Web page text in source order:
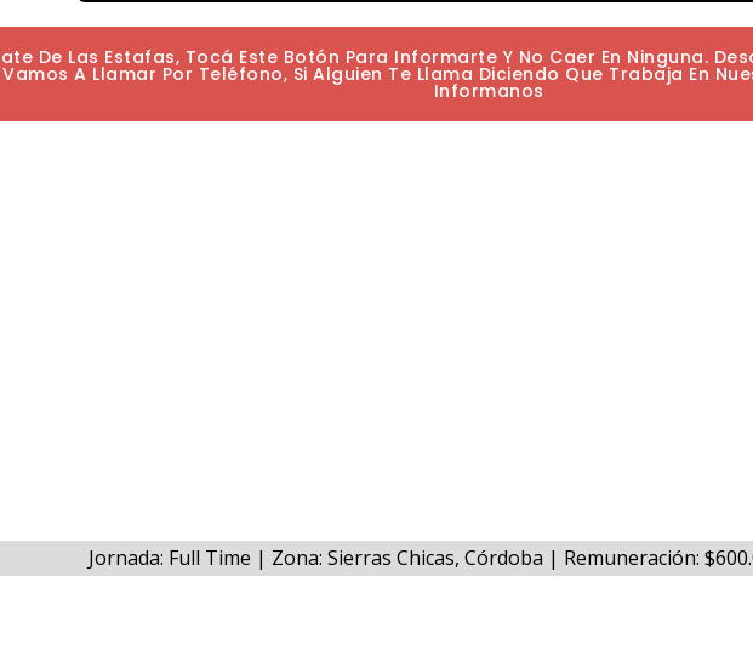
De Las Estafas, Tocá Este Botón Para Informarte Y No Caer En Ninguna.
Vamos A Llamar Por Teléfono, Si Alguien Te Llama Diciendo Que Trabaja En
Informanos
Jornada: Full Time | Zona: Sierras Chicas, Córdoba | Remuneración: